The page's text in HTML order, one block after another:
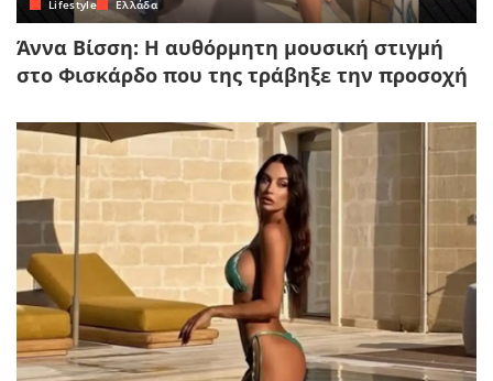
Lifestyle Ελλάδα
Άννα Βίσση: Η αυθόρμητη μουσική στιγμή
στο Φισκάρδο που της τράβηξε την προσοχή